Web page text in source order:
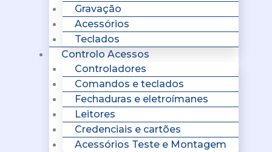
Gravação
Acessórios
Teclados
Controlo Acessos
Controladores
Comandos e teclados
Fechaduras e eletroímanes
Leitores
Credenciais e cartões
Acessórios Teste e Montagem